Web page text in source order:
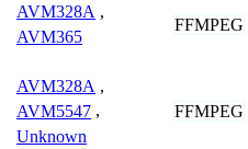
AVM328A ,
AVM365
FFMPEG
AVM328A ,
AVM5547 ,
Unknown
FFMPEG